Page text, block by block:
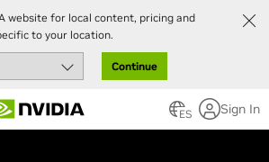
website for local content, pricing and
to your location.
Continue
ES Sign In